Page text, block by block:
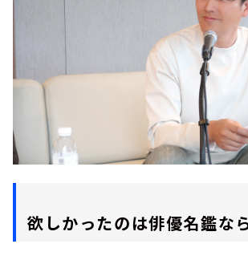
欲しかったのは俳優名鑑な